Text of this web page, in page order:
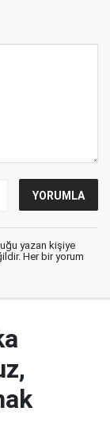
yazan kişiye
Her bir yorum